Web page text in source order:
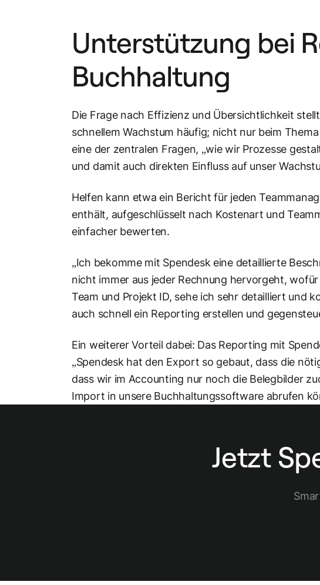
Unterstützung bei
Buchhaltung
Die Frage nach Effizienz und Übersichtlichkeit
schnellem Wachstum häufig; nicht nur beim
eine der zentralen Fragen, „wie wir Prozesse
und damit auch direkten Einfluss auf unser
Helfen kann etwa ein Bericht für jeden
enthält, aufgeschlüsselt nach Kostenart und
einfacher bewerten.
„Ich bekomme mit Spendesk eine detaillierte
nicht immer aus jeder Rechnung hervorgeht,
Team und Projekt ID, sehe ich sehr detailliert und
auch schnell ein Reporting erstellen und
Ein weiterer Vorteil dabei: Das Reporting mit
„Spendesk hat den Export so gebaut, dass die
dass wir im Accounting nur noch die Belegbilder
Import in unsere Buchhaltungssoftware abrufen
Jetzt